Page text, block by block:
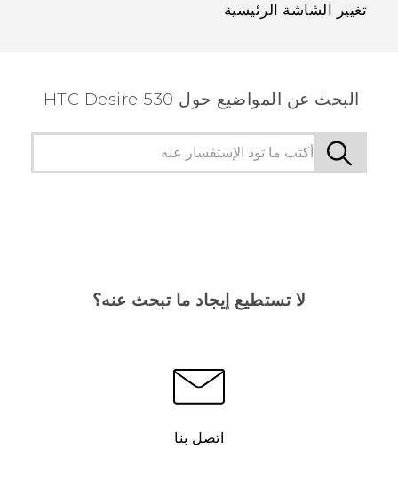
تغيير الشاشة الرئيسية
البحث عن المواضيع حول HTC Desire 530
لا تستطيع إيجاد ما تبحث عنه؟
اتصل بنا